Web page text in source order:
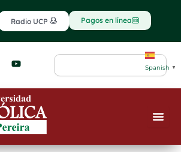
Radio UCP Pagos en línea
Y
o
t
u
b
e
Search
Spanish ▼